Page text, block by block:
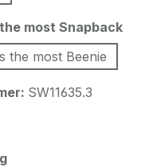
most Snapback
the most Beenie
SW11635.3